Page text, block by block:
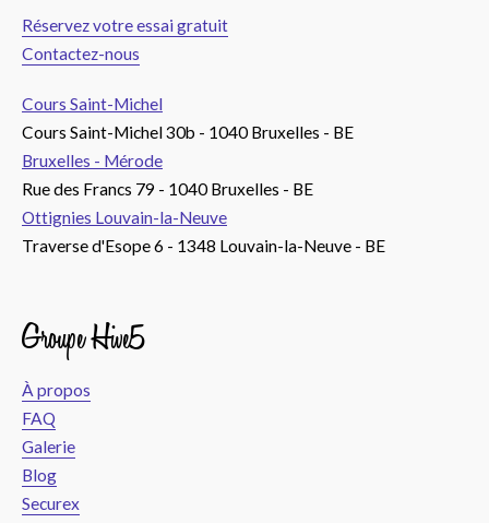
Réservez votre essai gratuit
Contactez-nous
Cours Saint-Michel
Cours Saint-Michel 30b - 1040 Bruxelles - BE
Bruxelles - Mérode
Rue des Francs 79 - 1040 Bruxelles - BE
Ottignies Louvain-la-Neuve
Traverse d'Esope 6 - 1348 Louvain-la-Neuve - BE
Groupe Hive5
À propos
FAQ
Galerie
Blog
Securex